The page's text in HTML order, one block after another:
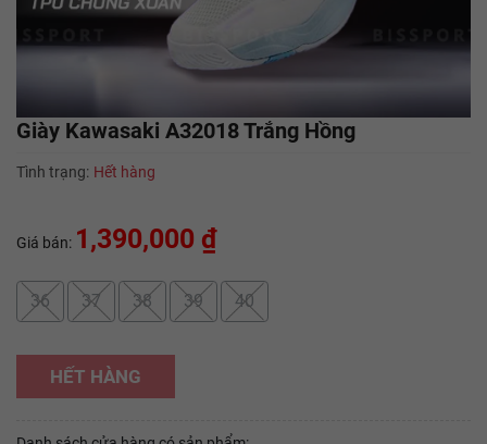
Giày Kawasaki A32018 Trắng Hồng
Tình trạng: Hết hàng
Giá bán: 1,390,000 ₫
36 37 38 39 40
HẾT HÀNG